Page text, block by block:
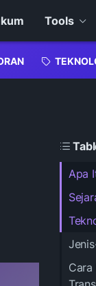
Tools
Apa
Cara